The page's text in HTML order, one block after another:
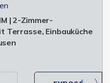
| 2-Zimmer-
Terrasse, Einbauküche